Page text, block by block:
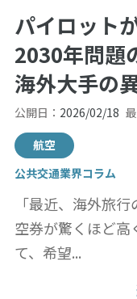
パイロット
2030年問題
海外大手の
公開日： 2026/02/18
航空
公共交通業界コラム
「最近、海外旅
空券が驚くほど高
て、希望...